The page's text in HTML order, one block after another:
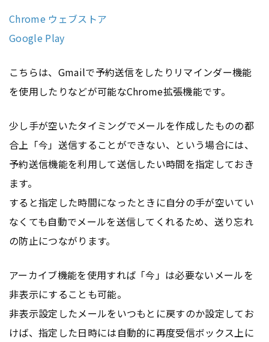
Chrome ウェブストア
Google Play
こちらは、Gmailで予約送信をしたりリマインダー機能
を使用したりなどが可能なChrome拡張機能です。
少し手が空いたタイミングでメールを作成したものの都
合上「今」送信することができない、という場合には、
予約送信機能を利用して送信したい時間を指定しておき
ます。
すると指定した時間になったときに自分の手が空いてい
なくても自動でメールを送信してくれるため、送り忘れ
の防止につながります。
アーカイブ機能を使用すれば「今」は必要ないメールを
非表示にすることも可能。
非表示設定したメールをいつもとに戻すのか設定してお
けば、指定した日時には自動的に再度受信ボックス上に